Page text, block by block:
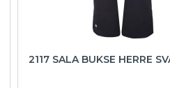
2117 SALA BUKSE HERRE